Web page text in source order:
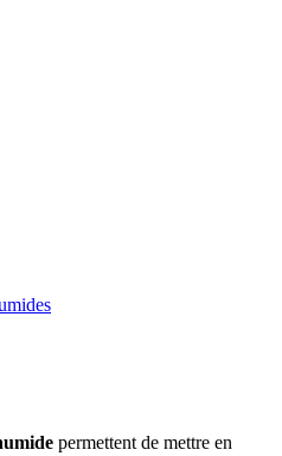
permettent de mettre en